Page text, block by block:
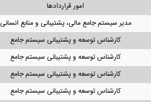
امور قراردادها
مدیر سیستم جامع مالی، پشتیبانی و منابع انسانی
کارشناس توسعه و پشتیبانی سیستم جامع
کارشناس توسعه و پشتیبانی سیستم جامع
کارشناس توسعه و پشتیبانی سیستم جامع
کارشناس توسعه و پشتیبانی سیستم جامع